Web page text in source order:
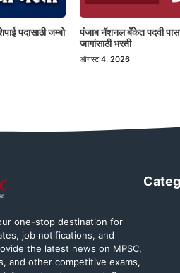
पदासाठी जम्बो
पंजाब नॅशनल बँकेत पदवी
जागांसाठी भरती
ऑगस्ट 4, 2026
one-stop destination for
job notifications, and
the latest news on MPSC,
and other competitive exams,